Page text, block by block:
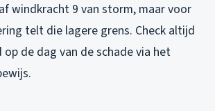
windkracht 9 van storm, maar voor
telt die lagere grens. Check altijd
de dag van de schade via het